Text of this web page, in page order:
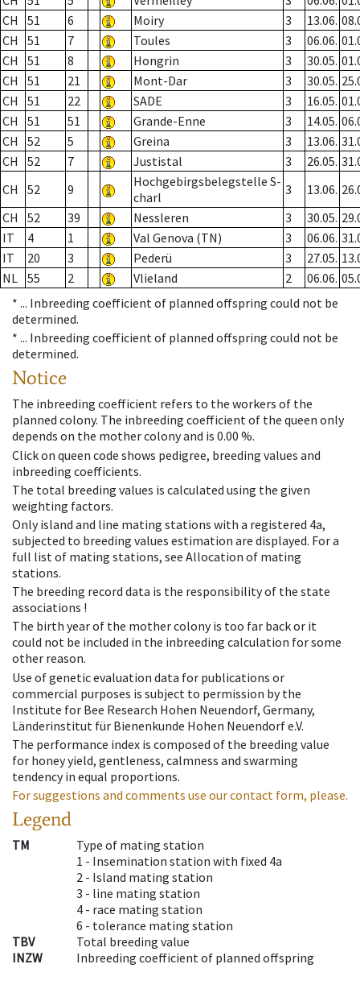
CH
51 6 Moiry 3 13.06.
CH
51 7 Toules 3 06.06.
CH
51 8 Hongrin 3 30.05.
CH
51 21 Mont-Dar 3 30.05.
CH
51 22 SADE 3 16.05.
CH
51 51 Grande-Enne 3 14.05.
CH
52 5 Greina 3 13.06.
CH
52 7 Justistal 3 26.05.
CH
52 9
Hochgebirgsbelegstelle S-
charl
3 13.06.
CH
52 39 Nessleren 3 30.05.
IT
4 1 Val Genova (TN) 3 06.06.
IT
20 3 Pederü 3 27.05.
NL 55 2 Vlieland 2 06.06.
* ... Inbreeding coefficient of planned offspring could not be
determined.
* ... Inbreeding coefficient of planned offspring could not be
determined.
Notice
The inbreeding coefficient refers to the workers of the
planned colony. The inbreeding coefficient of the queen only
depends on the mother colony and is 0.00 %.
Click on queen code shows pedigree, breeding values and
inbreeding coefficients.
The total breeding values is calculated using the given
weighting factors.
Only island and line mating stations with a registered 4a,
subjected to breeding values estimation are displayed. For a
full list of mating stations, see Allocation of mating
stations.
The breeding record data is the responsibility of the state
associations !
The birth year of the mother colony is too far back or it
could not be included in the inbreeding calculation for some
other reason.
Use of genetic evaluation data for publications or
commercial purposes is subject to permission by the
Institute for Bee Research Hohen Neuendorf, Germany,
Länderinstitut für Bienenkunde Hohen Neuendorf e.V.
The performance index is composed of the breeding value
for honey yield, gentleness, calmness and swarming
tendency in equal proportions.
For suggestions and comments use our contact form, please.
Legend
TM
Type of mating station
1 - Insemination station with fixed 4a
2 - Island mating station
3 - line mating station
4 - race mating station
6 - tolerance mating station
TBV
Total breeding value
INZW
Inbreeding coefficient of planned offspring